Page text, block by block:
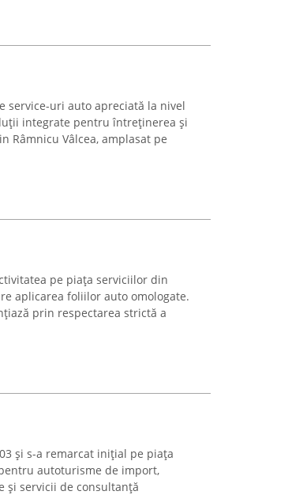
service-uri auto apreciată la nivel
integrate pentru întreținerea și
Râmnicu Vâlcea, amplasat pe
pe piața serviciilor din
aplicarea foliilor auto omologate.
prin respectarea strictă a
și s-a remarcat inițial pe piața
autoturisme de import,
și servicii de consultanță